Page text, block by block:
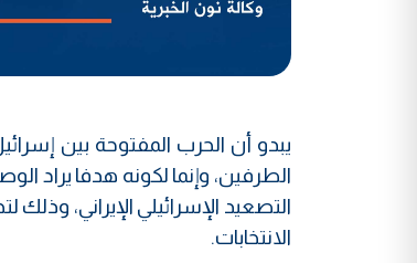
يبدو أن الحرب المفتوحة بين
الطرفين، وإنما لكونه هدفا يراد
التصعيد الإسرائيلي الإيراني،
الانتخابات.